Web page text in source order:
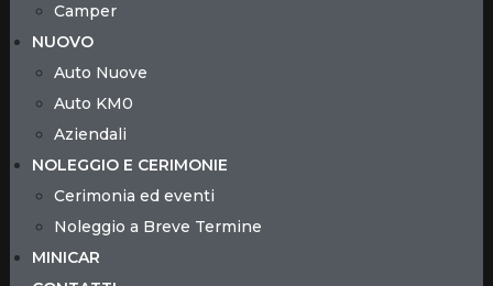
Camper
NUOVO
Auto Nuove
Auto KM0
Aziendali
NOLEGGIO E CERIMONIE
Cerimonia ed eventi
Noleggio a Breve Termine
MINICAR